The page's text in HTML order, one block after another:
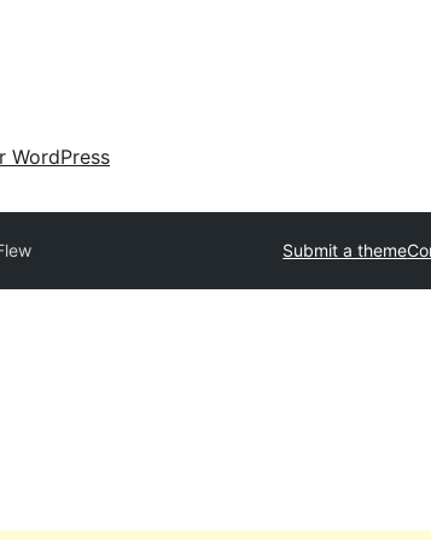
WordPress
Submit a theme